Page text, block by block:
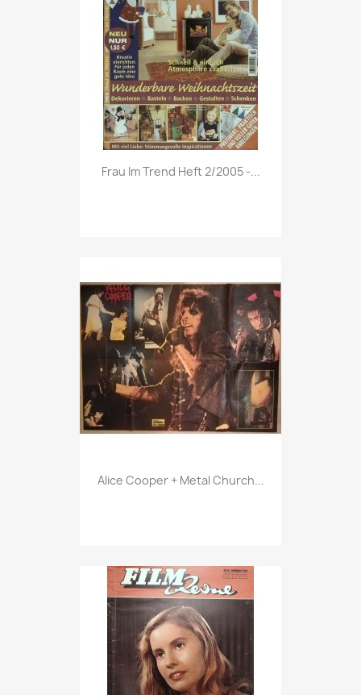
Vorschau
Frau Im Trend Heft 2/2005 -...
Vorschau
Alice Cooper + Metal Church...